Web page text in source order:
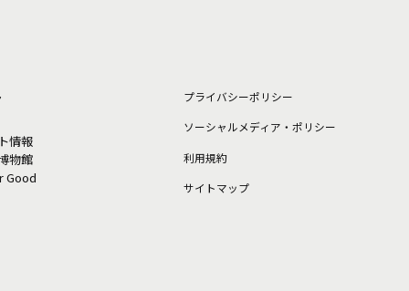
情報
物館
Good
プライバシーポリシー
ソーシャルメディア・ポリシー
利⽤規約
サイトマップ